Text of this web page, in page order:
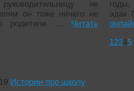
не
он тоже ничего не
родители … Читать
эдак
Истории про школу
12345